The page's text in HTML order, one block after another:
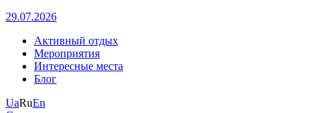
29.07.2026
Активный отдых
Мероприятия
Интересные места
Блог
UaRuEn